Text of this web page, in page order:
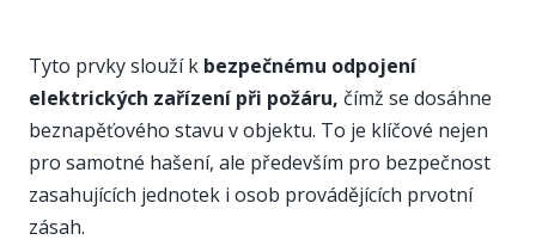
Tyto prvky slouží k bezpečnému odpojení
elektrických zařízení při požáru, čímž se dosáhne
beznapěťového stavu v objektu. To je klíčové nejen
pro samotné hašení, ale především pro bezpečnost
zasahujících jednotek i osob provádějících prvotní
zásah.